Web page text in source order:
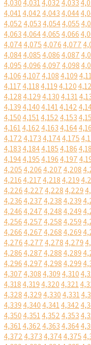
4,0304,0314,0324,033
4,0414,0424,0434,044
4,0524,0534,0544,055
4,0634,0644,0654,066
4,0744,0754,0764,077
4,0844,0854,0864,087
4,0954,0964,0974,098
4,1064,1074,1084,109
4,1174,1184,1194,120
4,1284,1294,1304,131
4,1394,1404,1414,142
4,1504,1514,1524,153
4,1614,1624,1634,164
4,1724,1734,1744,175
4,1834,1844,1854,186
4,1944,1954,1964,197
4,2054,2064,2074,208
4,2164,2174,2184,219
4,2264,2274,2284,229
4,2364,2374,2384,239
4,2464,2474,2484,249
4,2564,2574,2584,259
4,2664,2674,2684,269
4,2764,2774,2784,279
4,2864,2874,2884,289
4,2964,2974,2984,299
4,3074,3084,3094,310
4,3184,3194,3204,321
4,3284,3294,3304,331
4,3394,3404,3414,342
4,3504,3514,3524,353
4,3614,3624,3634,364
4,3724,3734,3744,375